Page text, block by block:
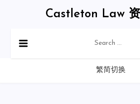
Castleton Law
for:
繁简切换